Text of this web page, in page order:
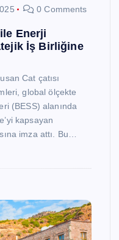
0 Comments
Enerji
İş Birliğine
Cat çatısı
global ölçekte
(BESS) alanında
kapsayan
imza attı. Bu…